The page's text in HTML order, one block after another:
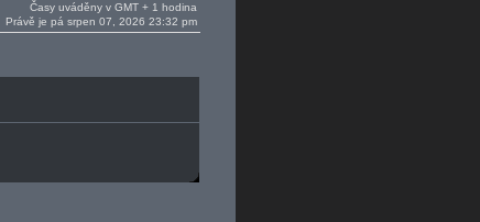
Časy uváděny v GMT + 1 hodina
Právě je pá srpen 07, 2026 23:32 pm